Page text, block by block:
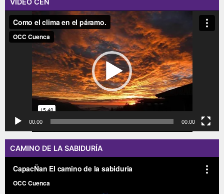
Reproductor
vídeo
00:00 00:00
CAMINO DE LA SABIDURÍA